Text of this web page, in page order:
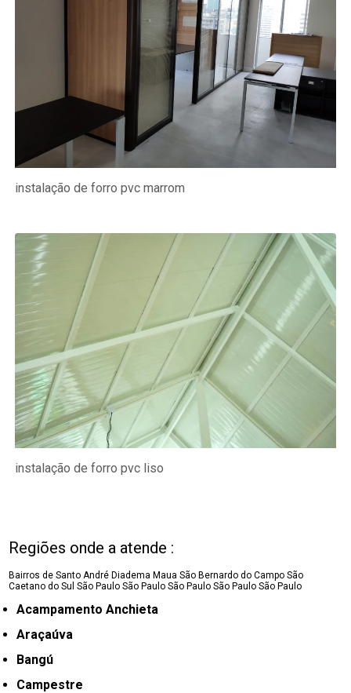
instalação de forro pvc marrom
instalação de forro pvc liso
Regiões onde a atende :
Bairros de Santo André Diadema Maua São Bernardo do Campo São
Caetano do SulSão Paulo São Paulo São Paulo São Paulo São Paulo
Acampamento Anchieta
Araçaúva
Bangú
Campestre